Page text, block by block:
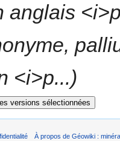
anglais
<i>p...)
À propos de Géowiki :